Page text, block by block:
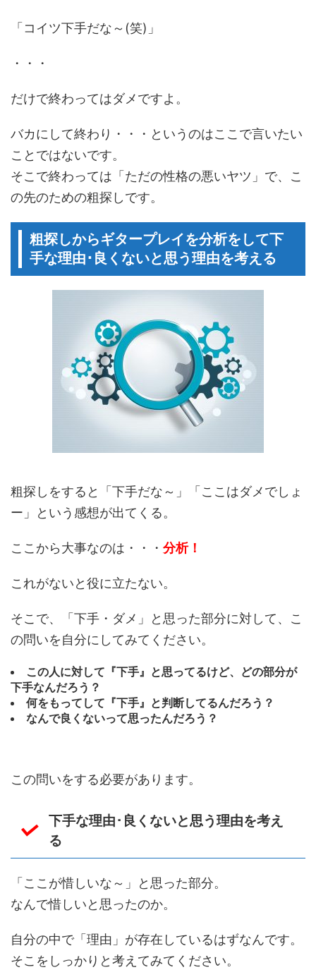
「コイツ下手だな～(笑)」
・・・
だけで終わってはダメですよ。
バカにして終わり・・・というのはここで言いたい
ことではないです。
そこで終わっては「ただの性格の悪いヤツ」で、こ
の先のための粗探しです。
粗探しからギタープレイを分析をして下
手な理由･良くないと思う理由を考える
粗探しをすると「下手だな～」「ここはダメでしょ
ー」という感想が出てくる。
ここから大事なのは・・・ 分析！
これがないと役に立たない。
そこで、「下手・ダメ」と思った部分に対して、こ
の問いを自分にしてみてください。
この人に対して『下手』と思ってるけど、どの部分が
下手なんだろう？
何をもってして『下手』と判断してるんだろう？
なんで良くないって思ったんだろう？
この問いをする必要があります。
下手な理由･良くないと思う理由を考え
る
「ここが惜しいな～」と思った部分。
なんで惜しいと思ったのか。
自分の中で「理由」が存在しているはずなんです。
そこをしっかりと考えてみてください。